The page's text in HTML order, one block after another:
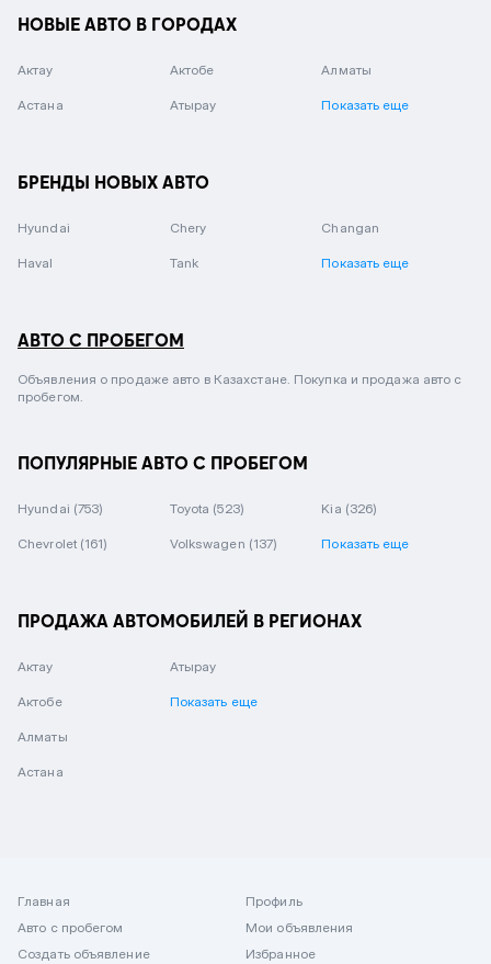
НОВЫЕ АВТО В ГОРОДАХ
Актау Актобе Алматы
Астана Атырау Показать еще
БРЕНДЫ НОВЫХ АВТО
Hyundai Chery Changan
Haval Tank Показать еще
АВТО С ПРОБЕГОМ
Объявления о продаже авто в Казахстане. Покупка и продажа авто с
пробегом.
ПОПУЛЯРНЫЕ АВТО С ПРОБЕГОМ
Hyundai (753) Toyota (523) Kia (326)
Chevrolet (161) Volkswagen (137) Показать еще
ПРОДАЖА АВТОМОБИЛЕЙ В РЕГИОНАХ
Актау
Актобе
Алматы
Астана
Атырау
Показать еще
Главная
Авто с пробегом
Создать объявление
Профиль
Мои объявления
Избранное